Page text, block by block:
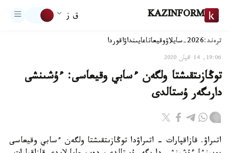
KAZINFORM ق ز
ترەند:2026-سايلاۋ وقيعاتاعايىنداۋاقوردا
19:06, 14 اقپان 2020
توڭازىتقىشتا ولگەن ءسابي وقيعاسى: ءۇشىنشى
دارىگەر ۇستالدى
اتىراۋ. قازاقپارات - اتىراۋدا توڭازىتقىشتا ولگەن ءسابي وقيعاسى